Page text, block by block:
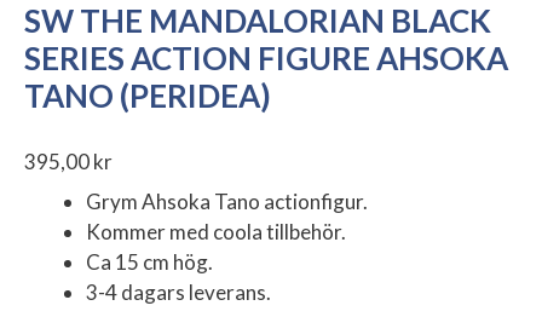
SW THE MANDALORIAN BLACK
SERIES ACTION FIGURE AHSOKA
TANO (PERIDEA)
395,00kr
Grym Ahsoka Tano actionfigur.
Kommer med coola tillbehör.
Ca 15 cm hög.
3-4 dagars leverans.